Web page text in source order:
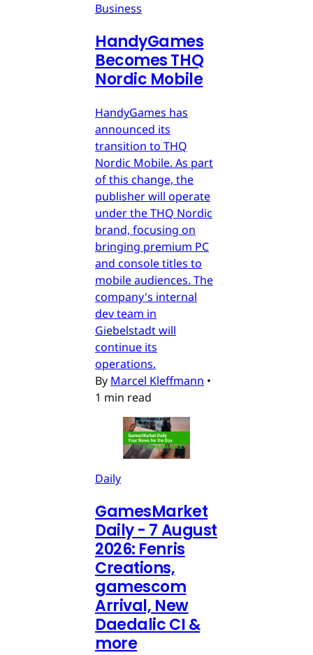
Business
HandyGames
Becomes THQ
Nordic Mobile
HandyGames has
announced its
transition to THQ
Nordic Mobile. As part
of this change, the
publisher will operate
under the THQ Nordic
brand, focusing on
bringing premium PC
and console titles to
mobile audiences. The
company's internal
dev team in
Giebelstadt will
continue its
operations.
By Marcel Kleffmann •
1 min read
Daily
GamesMarket
Daily - 7 August
2026: Fenris
Creations,
gamescom
Arrival, New
Daedalic CI &
more